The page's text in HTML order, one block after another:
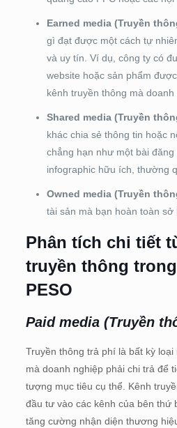
Earned media (Truyền
gì đạt được một cách tự
và uy tín. Ví dụ, công ty có
website hoặc sản phẩm
kênh truyền thông mà
Shared media (Truyền
khác chia sẻ thông tin hoặc
chẳng hạn như một bài đăng
infographic hữu ích, thường
Owned media (Truyền
tài sản mà bạn hoàn toàn
Phân tích chi tiết
truyền thông
PESO
Paid media (Truyền
Truyền thông trả phí là bất kỳ
mà doanh nghiệp phải chi trả để
tượng mục tiêu cụ thể. Kênh
đầu tư vào các kênh của bên thứ
tăng cường nhận diện thương